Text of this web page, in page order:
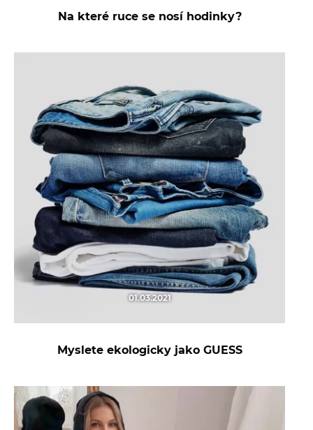
Na které ruce se nosí hodinky?
01.03.2021
Myslete ekologicky jako GUESS